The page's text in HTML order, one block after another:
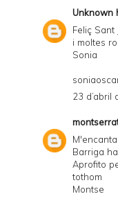
Unknown
Feliç Sant
i moltes
Sonia
23 d’abril
Barriga
Aprofito
tothom
Montse